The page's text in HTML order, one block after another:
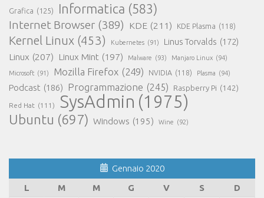
Grafica (125) Informatica (583)
Internet Browser (389) KDE (211) KDE Plasma (118)
Kernel Linux (453) Kubernetes (91) Linus Torvalds (172)
Linux (207) Linux Mint (197) Malware (93) Manjaro Linux (94)
Microsoft (91) Mozilla Firefox (249) NVIDIA (118) Plasma (94)
Podcast (186) Programmazione (245) Raspberry Pi (142)
Red Hat (111) SysAdmin (1975)
Ubuntu (697) Windows (195) Wine (92)
Gennaio 2020
L
M M G V S
D